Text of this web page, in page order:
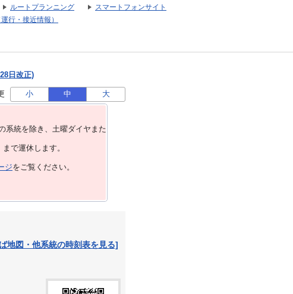
ルートプランニング
スマートフォンサイト
行・接近情報）
日改正)
小 中 大
系統を除き、⼟曜ダイヤまた
で運休します。
ジをご覧ください。
地図・他系統の時刻表を見る]